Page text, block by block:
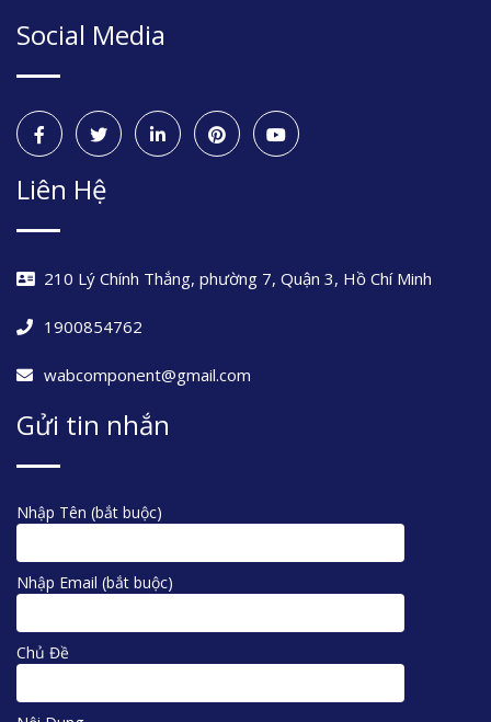
Social Media
Liên Hệ
210 Lý Chính Thắng, phường 7, Quận 3, Hồ Chí Minh
1900854762
wabcomponent@gmail.com
Gửi tin nhắn
Nhập Tên (bắt buộc)
Nhập Email (bắt buộc)
Chủ Đề